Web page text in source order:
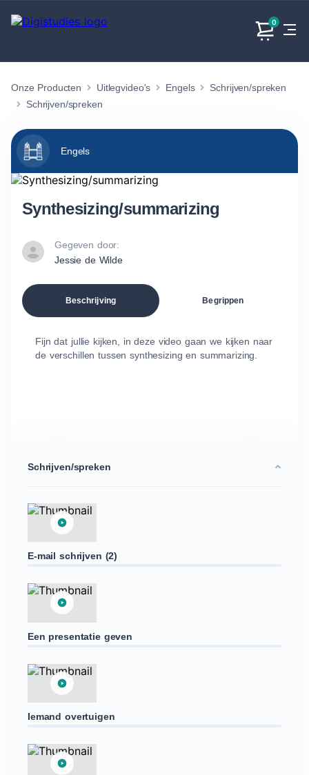
0
Exacte
vakken
vakken.
Taalvakken
Geen
vakken.
MaatschappijvakkenProducten
Onze Producten Uitlegvideo's Engels
Schrijven/spreken
Schrijven/spreken
Engels
Synthesizing/summarizing
Gegeven door:
Jessie de Wilde
Beschrijving Begrippen
Fijn dat jullie kijken, in deze video gaan we kijken naar
de verschillen tussen synthesizing en summarizing.
Schrijven/spreken
E-mail schrijven (2)
Een presentatie geven
Iemand overtuigen